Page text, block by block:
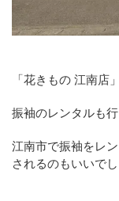
「花きもの 江南店
振袖のレンタルも
江南市で振袖をレ
されるのもいいでし